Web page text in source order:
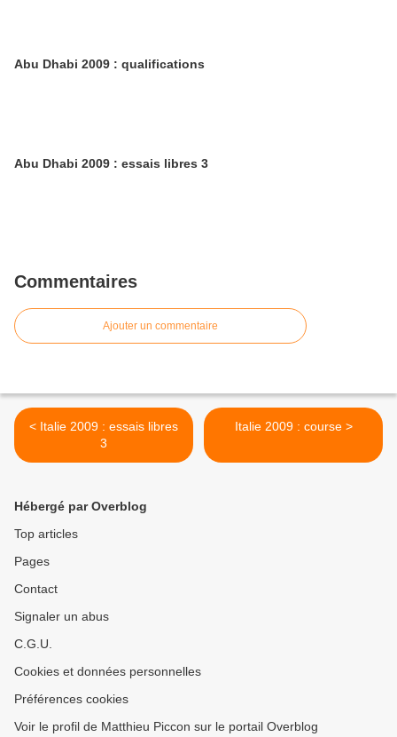
Abu Dhabi 2009 : qualifications
Abu Dhabi 2009 : essais libres 3
Commentaires
Ajouter un commentaire
< Italie 2009 : essais libres
3
Italie 2009 : course >
Hébergé par Overblog
Top articles
Pages
Contact
Signaler un abus
C.G.U.
Cookies et données personnelles
Préférences cookies
Voir le profil de Matthieu Piccon sur le portail Overblog